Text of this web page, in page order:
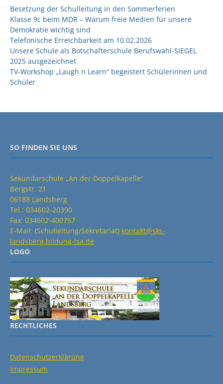
Besetzung der Schulleitung in den Sommerferien
Klasse 9c beim MDR – Warum freie Medien für unsere
Demokratie wichtig sind
Telefonische Erreichbarkeit am 10.02.2026
Unsere Schule als Botschafterschule Berufswahl-SIEGEL
2025 ausgezeichnet
TV-Workshop „Laugh n Learn“ begeistert Schülerinnen und
Schüler
SO FINDEN SIE UNS
Sekundarschule „An der Doppelkapelle“
Bergstr. 21
06188 Landsberg
Tel.: 034602-20390
Fax: 034602-400757
E-Mail: (Schulleitung/Sekretariat) kontakt@sks-
landsberg.bildung-lsa.de
LOGO
RECHTLICHES
Datenschutzerklärung
Impressum